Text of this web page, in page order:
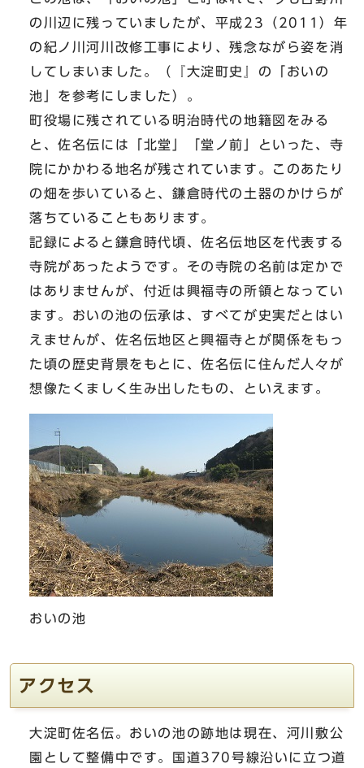
の川辺に残っていましたが、平成23（2011）年
の紀ノ川河川改修工事により、残念ながら姿を消
してしまいました。（『大淀町史』の「おいの
池」を参考にしました）。
町役場に残されている明治時代の地籍図をみる
と、佐名伝には「北堂」「堂ノ前」といった、寺
院にかかわる地名が残されています。このあたり
の畑を歩いていると、鎌倉時代の土器のかけらが
落ちていることもあります。
記録によると鎌倉時代頃、佐名伝地区を代表する
寺院があったようです。その寺院の名前は定かで
はありませんが、付近は興福寺の所領となってい
ます。おいの池の伝承は、すべてが史実だとはい
えませんが、佐名伝地区と興福寺とが関係をもっ
た頃の歴史背景をもとに、佐名伝に住んだ人々が
想像たくましく生み出したもの、といえます。
おいの池
アクセス
大淀町佐名伝。おいの池の跡地は現在、河川敷公
園として整備中です。国道370号線沿いに立つ道